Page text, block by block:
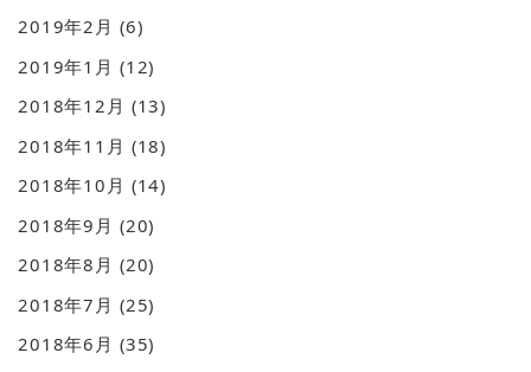
2019年2月 (6)
2019年1月 (12)
2018年12月 (13)
2018年11月 (18)
2018年10月 (14)
2018年9月 (20)
2018年8月 (20)
2018年7月 (25)
2018年6月 (35)